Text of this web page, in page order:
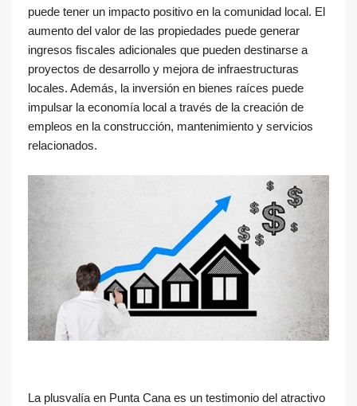
puede tener un impacto positivo en la comunidad local. El
aumento del valor de las propiedades puede generar
ingresos fiscales adicionales que pueden destinarse a
proyectos de desarrollo y mejora de infraestructuras
locales. Además, la inversión en bienes raíces puede
impulsar la economía local a través de la creación de
empleos en la construcción, mantenimiento y servicios
relacionados.
La plusvalía en Punta Cana es un testimonio del atractivo